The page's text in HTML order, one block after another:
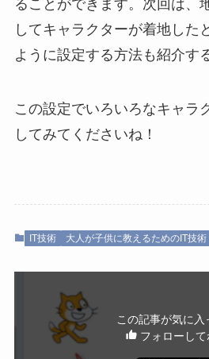
ることができます。次回は、
してキャラクターが着地した
ように設定する方法も紹介す
この設定でいろいろなキャラ
してみてくださいね！
IT技術 大人が子供に教えるためのIT技術
この記事が気に入
フォローして